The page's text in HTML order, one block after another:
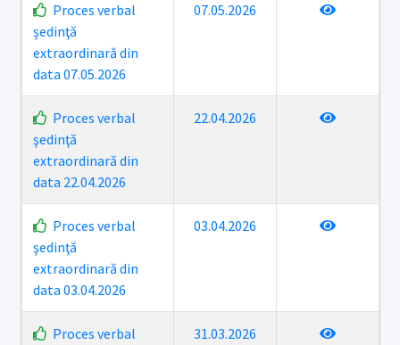
Proces verbal
şedinţă
extraordinară din
data 07.05.2026
07.05.2026
Proces verbal
şedinţă
extraordinară din
data 22.04.2026
22.04.2026
Proces verbal
şedinţă
extraordinară din
data 03.04.2026
03.04.2026
Proces verbal
31.03.2026